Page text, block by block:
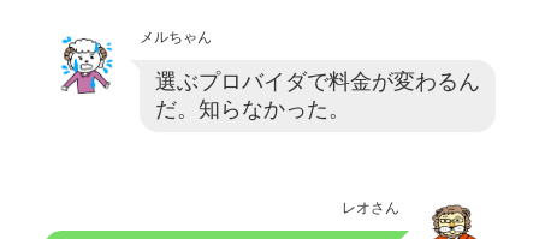
メルちゃん
選ぶプロバイダで料金が変わるん
だ。知らなかった。
レオさん